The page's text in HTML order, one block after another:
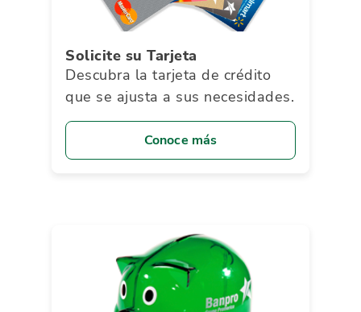
Solicite su Tarjeta
Descubra la tarjeta de crédito
que se ajusta a sus necesidades.
Conoce más